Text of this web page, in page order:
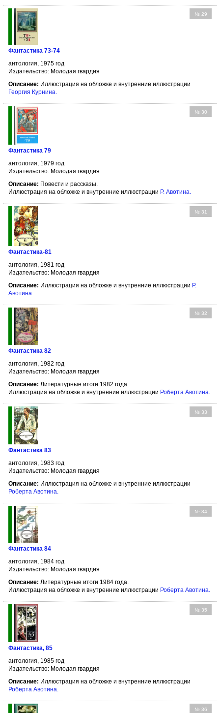
№ 29
Фантастика 73-74
антология, 1975 год
Издательство: Молодая гвардия
Описание: Иллюстрация на обложке и внутренние иллюстрации
Георгия Курнина.
№ 30
Фантастика 79
антология, 1979 год
Издательство: Молодая гвардия
Описание: Повести и рассказы.
Иллюстрация на обложке и внутренние иллюстрации Р. Авотина.
№ 31
Фантастика-81
антология, 1981 год
Издательство: Молодая гвардия
Описание: Иллюстрация на обложке и внутренние иллюстрации Р.
Авотина.
№ 32
Фантастика 82
антология, 1982 год
Издательство: Молодая гвардия
Описание: Литературные итоги 1982 года.
Иллюстрация на обложке и внутренние иллюстрации Роберта Авотина
№ 33
Фантастика 83
антология, 1983 год
Издательство: Молодая гвардия
Описание: Иллюстрация на обложке и внутренние иллюстрации
Роберта Авотина.
№ 34
Фантастика 84
антология, 1984 год
Издательство: Молодая гвардия
Описание: Литературные итоги 1984 года.
Иллюстрация на обложке и внутренние иллюстрации Роберта Авотина
№ 35
Фантастика, 85
антология, 1985 год
Издательство: Молодая гвардия
Описание: Иллюстрация на обложке и внутренние иллюстрации
Роберта Авотина.
№ 36